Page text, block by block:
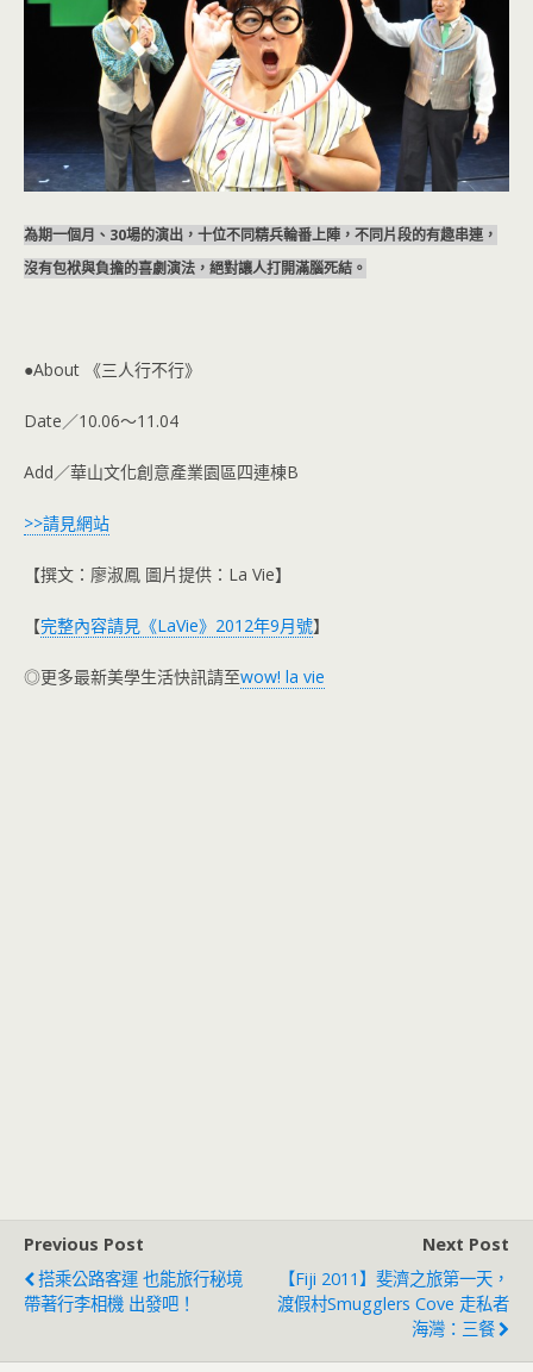
為期一個月、30場的演出，十位不同精兵輪番上陣，不同片段的有趣串連，
沒有包袱與負擔的喜劇演法，絕對讓人打開滿腦死結。
●About 《三人行不行》
Date／10.06～11.04
Add／華山文化創意產業園區四連棟B
>>請見網站
【撰文：廖淑鳳 圖片提供：La Vie】
【完整內容請見《LaVie》2012年9月號】
◎更多最新美學生活快訊請至wow! la vie
Previous Post
搭乘公路客運 也能旅行秘境
帶著行李相機 出發吧！
Next Post
【Fiji 2011】斐濟之旅第一天，
渡假村Smugglers Cove 走私者
海灣：三餐